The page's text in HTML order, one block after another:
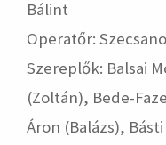
Bálint
Operatőr:
Szereplők: Balsai
(Zoltán), Bede-
Áron (Balázs),